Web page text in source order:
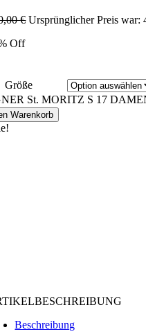
€ Ursprünglicher Preis war:
Off
Größe
St. MORITZ S 17
Warenkorb
Beschreibung